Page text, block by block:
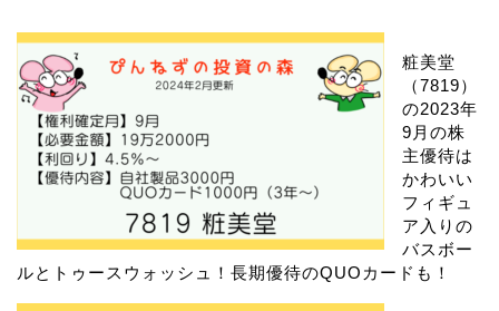
粧美堂
（7819）
の2023年
9月の株
主優待は
かわいい
フィギュ
ア入りの
バスボー
ルとトゥースウォッシュ！長期優待のQUOカードも！